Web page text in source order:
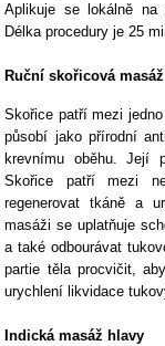
Aplikuje se lokálně na
Délka procedury je 25
Ruční skořicová masáž
Skořice patří mezi
působí jako přírodní
krevnímu oběhu. Její
Skořice patří mezi
regenerovat tkáně a
masáži se uplatňuje
a také odbourávat
partie těla procvičit,
urychlení likvidace
Indická masáž hlavy